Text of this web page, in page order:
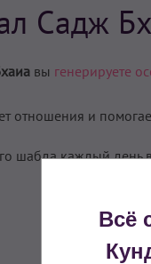
Садж
вы генерируете
отношения и
шабда каждый день
Всё